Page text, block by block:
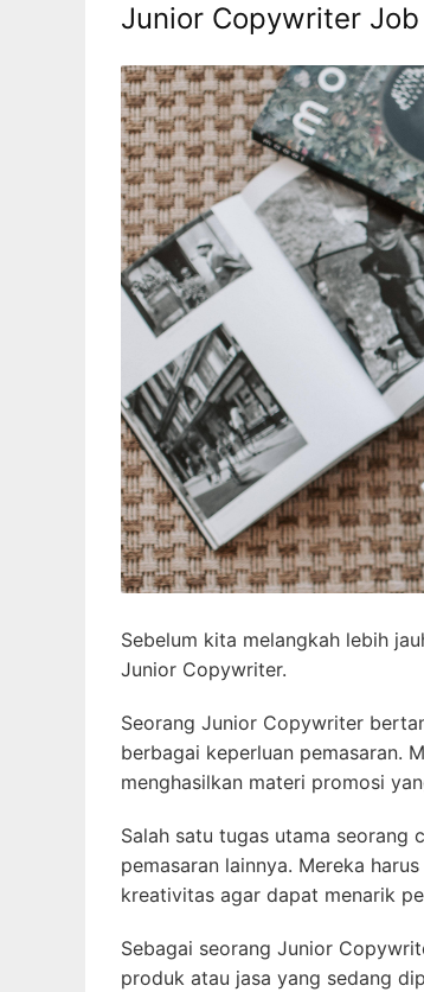
Junior Copywriter
Sebelum kita melangkah lebih
Junior Copywriter.
Seorang Junior Copywriter
berbagai keperluan pemasaran.
menghasilkan materi promosi
Salah satu tugas utama seorang
pemasaran lainnya. Mereka
kreativitas agar dapat menarik
Sebagai seorang Junior
produk atau jasa yang sedang